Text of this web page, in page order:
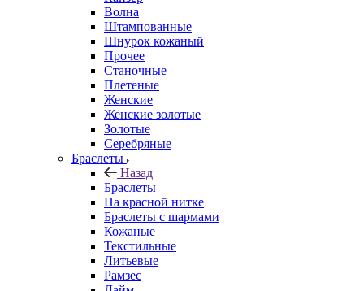
Волна
Штампованные
Шнурок кожаный
Прочее
Станочные
Плетеные
Женские
Женские золотые
Золотые
Серебряные
Браслеты
Назад
Браслеты
На красной нитке
Браслеты с шармами
Кожаные
Текстильные
Литьевые
Рамзес